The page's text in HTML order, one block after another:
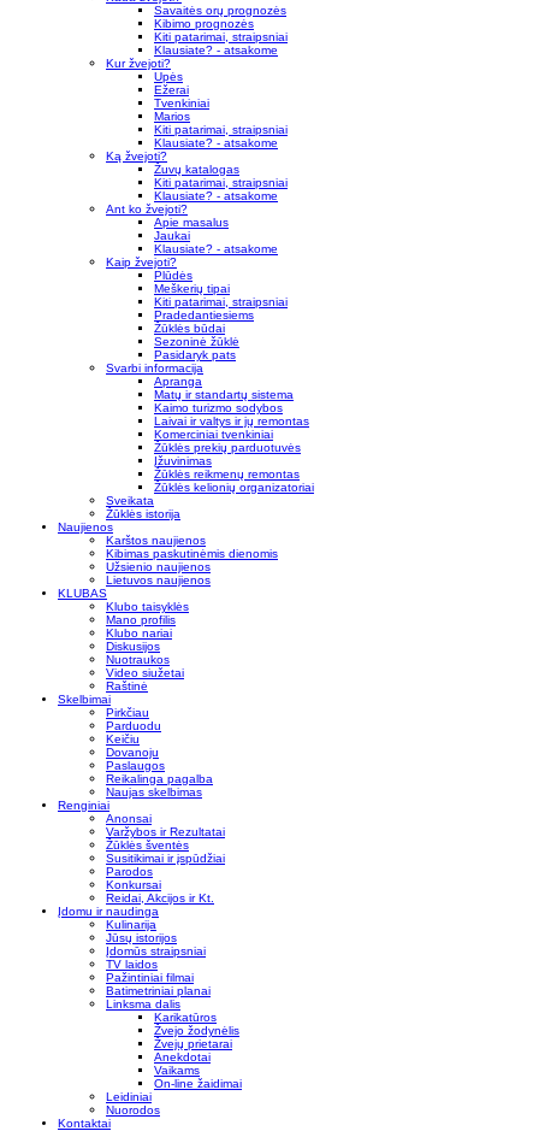
Savaitės orų prognozės
Kibimo prognozės
Kiti patarimai, straipsniai
Klausiate? - atsakome
Kur žvejoti?
Upės
Ežerai
Tvenkiniai
Marios
Kiti patarimai, straipsniai
Klausiate? - atsakome
Ką žvejoti?
Žuvų katalogas
Kiti patarimai, straipsniai
Klausiate? - atsakome
Ant ko žvejoti?
Apie masalus
Jaukai
Klausiate? - atsakome
Kaip žvejoti?
Plūdės
Meškerių tipai
Kiti patarimai, straipsniai
Pradedantiesiems
Žūklės būdai
Sezoninė žūklė
Pasidaryk pats
Svarbi informacija
Apranga
Matų ir standartų sistema
Kaimo turizmo sodybos
Laivai ir valtys ir jų remontas
Komerciniai tvenkiniai
Žūklės prekių parduotuvės
Įžuvinimas
Žūklės reikmenų remontas
Žūklės kelionių organizatoriai
Sveikata
Žūklės istorija
Naujienos
Karštos naujienos
Kibimas paskutinėmis dienomis
Užsienio naujienos
Lietuvos naujienos
KLUBAS
Klubo taisyklės
Mano profilis
Klubo nariai
Diskusijos
Nuotraukos
Video siužetai
Raštinė
Skelbimai
Pirkčiau
Parduodu
Keičiu
Dovanoju
Paslaugos
Reikalinga pagalba
Naujas skelbimas
Renginiai
Anonsai
Varžybos ir Rezultatai
Žūklės šventės
Susitikimai ir įspūdžiai
Parodos
Konkursai
Reidai, Akcijos ir Kt.
Įdomu ir naudinga
Kulinarija
Jūsų istorijos
Įdomūs straipsniai
TV laidos
Pažintiniai filmai
Batimetriniai planai
Linksma dalis
Karikatūros
Žvejo žodynėlis
Žvejų prietarai
Anekdotai
Vaikams
On-line žaidimai
Leidiniai
Nuorodos
Kontaktai